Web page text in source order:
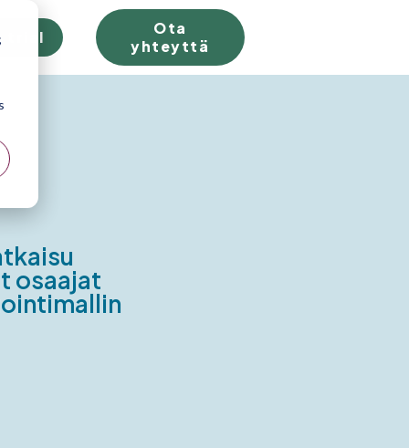
trial
Ota
yhteyttä
osaajat